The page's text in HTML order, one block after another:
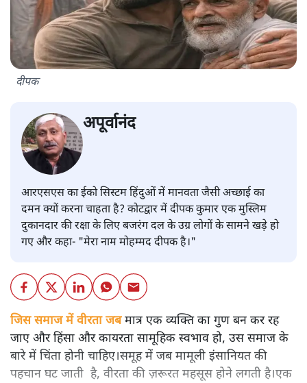
दीपक
अपूर्वानंद
आरएसएस का ईको सिस्टम हिंदुओं में मानवता जैसी अच्छाई का
दमन क्यों करना चाहता है? कोटद्वार में दीपक कुमार एक मुस्लिम
दुकानदार की रक्षा के लिए बजरंग दल के उग्र लोगों के सामने खड़े हो
गए और कहा- "मेरा नाम मोहम्मद दीपक है।"
जिस समाज में वीरता जबमात्र एक व्यक्ति का गुण बन कर रह
जाए और हिंसा और कायरता सामूहिक स्वभाव हो, उस समाज के
बारे में चिंता होनी चाहिए।समूह में जब मामूली इंसानियत की
पहचान घट जाती है, वीरता की ज़रूरत महसूस होने लगती है।एक